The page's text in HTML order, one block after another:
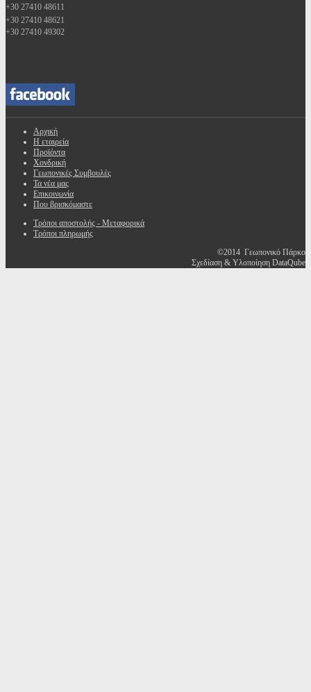
+30 27410 48611
+30 27410 48621
+30 27410 49302
Αρχική
Η εταιρεία
Προϊόντα
Χονδρική
Γεωπονικές Συμβουλές
Τα νέα μας
Επικοινωνία
Που βρισκόμαστε
Τρόποι αποστολής - Μεταφορικά
Τρόποι πληρωμής
©2014 Γεωπονικό Πάρκο
Σχεδίαση & Υλοποίηση DataQube